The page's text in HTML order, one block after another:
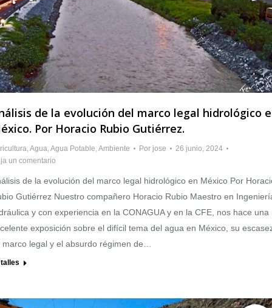
de la evolución del marco legal hidrológico
Por Horacio Rubio Gutiérrez.
,Agua,Agua Potable,Ambiente Por jose
26 junio, 2024
un comentario
de la evolución del marco legal hidrológico en México Por
Gutiérrez Nuestro compañero Horacio Rubio Maestro en
y con experiencia en la CONAGUA y en la CFE, nos hace una
exposición sobre el difícil tema del agua en México, su
marco legal y el absurdo régimen de…